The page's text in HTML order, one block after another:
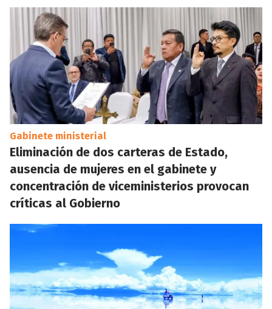
Gabinete ministerial
Eliminación de dos carteras de Estado,
ausencia de mujeres en el gabinete y
concentración de viceministerios provocan
críticas al Gobierno